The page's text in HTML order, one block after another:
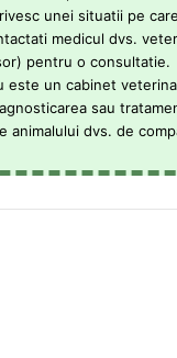
unei situatii pe
medicul dvs.
pentru o consultatie.
este un cabinet
sau
animalului dvs. de